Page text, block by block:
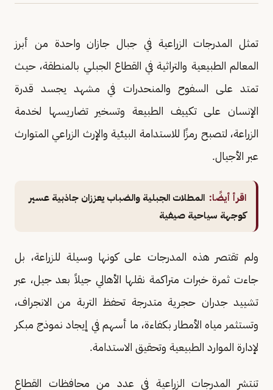
تمثل المدرجات الزراعية في جبال جازان واحدة من أبرز
المعالم الطبيعية والتراثية في القطاع الجبلي بالمنطقة، حيث
تمتد على السفوح والمنحدرات في مشهد يجسد قدرة
الإنسان على تكييف الطبيعة وتسخير تضاريسها لخدمة
الزراعة، لتصبح رمزًا للاستدامة البيئية والإرث الزراعي المتوارث
عبر الأجيال.
اقرأ أيضًا: المطلات الجبلية والضباب يعززان جاذبية عسير
كوجهة سياحية صيفية
ولم تقتصر هذه المدرجات على كونها وسيلة للزراعة، بل
جاءت ثمرة خبرات متراكمة نقلها الأهالي جيلاً بعد جيل، عبر
تشييد جدران حجرية متدرجة تحفظ التربة من الانجراف،
وتستثمر مياه الأمطار بكفاءة، ما أسهم في إيجاد نموذج مبكر
لإدارة الموارد الطبيعية وتحقيق الاستدامة.
تنتشر المدرجات الزراعية في عدد من محافظات القطاع